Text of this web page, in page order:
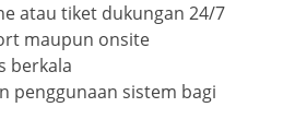
atau tiket dukungan 24/7
maupun onsite
berkala
penggunaan sistem bagi